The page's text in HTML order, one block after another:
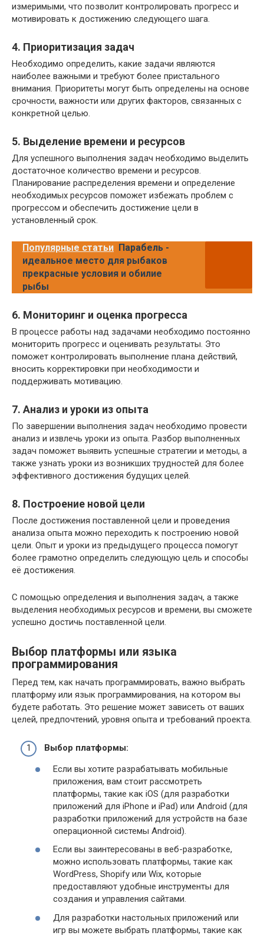
измеримыми, что позволит контролировать прогресс и
мотивировать к достижению следующего шага.
4. Приоритизация задач
Необходимо определить, какие задачи являются
наиболее важными и требуют более пристального
внимания. Приоритеты могут быть определены на основе
срочности, важности или других факторов, связанных с
конкретной целью.
5. Выделение времени и ресурсов
Для успешного выполнения задач необходимо выделить
достаточное количество времени и ресурсов.
Планирование распределения времени и определение
необходимых ресурсов поможет избежать проблем с
прогрессом и обеспечить достижение цели в
установленный срок.
Популярные статьи Парабель -
идеальное место для рыбаков
прекрасные условия и обилие
рыбы
6. Мониторинг и оценка прогресса
В процессе работы над задачами необходимо постоянно
мониторить прогресс и оценивать результаты. Это
поможет контролировать выполнение плана действий,
вносить корректировки при необходимости и
поддерживать мотивацию.
7. Анализ и уроки из опыта
По завершении выполнения задач необходимо провести
анализ и извлечь уроки из опыта. Разбор выполненных
задач поможет выявить успешные стратегии и методы, а
также узнать уроки из возникших трудностей для более
эффективного достижения будущих целей.
8. Построение новой цели
После достижения поставленной цели и проведения
анализа опыта можно переходить к построению новой
цели. Опыт и уроки из предыдущего процесса помогут
более грамотно определить следующую цель и способы
её достижения.
С помощью определения и выполнения задач, а также
выделения необходимых ресурсов и времени, вы сможете
успешно достичь поставленной цели.
Выбор платформы или языка
программирования
Перед тем, как начать программировать, важно выбрать
платформу или язык программирования, на котором вы
будете работать. Это решение может зависеть от ваших
целей, предпочтений, уровня опыта и требований проекта.
Выбор платформы:
Если вы хотите разрабатывать мобильные
приложения, вам стоит рассмотреть
платформы, такие как iOS (для разработки
приложений для iPhone и iPad) или Android (для
разработки приложений для устройств на базе
операционной системы Android).
Если вы заинтересованы в веб-разработке,
можно использовать платформы, такие как
WordPress, Shopify или Wix, которые
предоставляют удобные инструменты для
создания и управления сайтами.
Для разработки настольных приложений или
игр вы можете выбрать платформы, такие как